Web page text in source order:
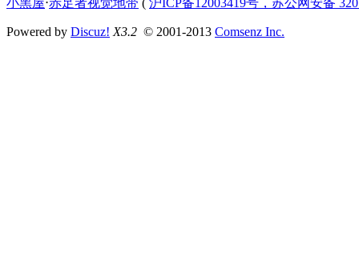
小黑屋⋅赤足者视觉地带 ( 沪ICP备12003419号，苏公网安备
Powered by Discuz! X3.2 © 2001-2013 Comsenz Inc.